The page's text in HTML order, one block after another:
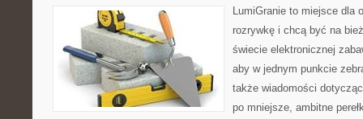
LumiGranie to miejsce dla
rozrywkę i chcą być na
świecie elektronicznej
aby w jednym punkcie
także wiadomości
po mniejsze, ambitne